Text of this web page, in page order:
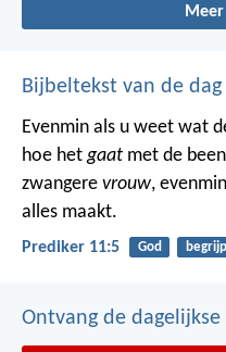
Meer
Bijbeltekst van de dag
Evenmin als u weet wat
hoe hetgaat met de
zwangere vrouw,
alles maakt.
Prediker 11:5 God
Ontvang de